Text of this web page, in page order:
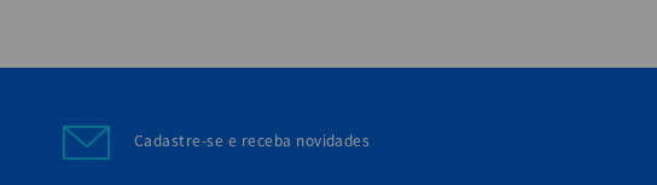
Cadastre-se e receba novidades